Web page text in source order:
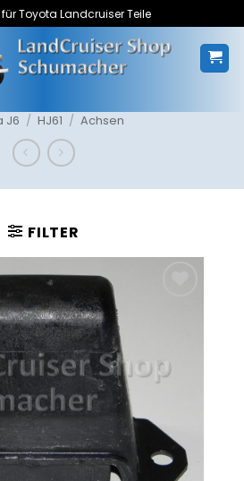
Toyota Landcruiser Teile
J6 / HJ61 / Achsen
FILTER